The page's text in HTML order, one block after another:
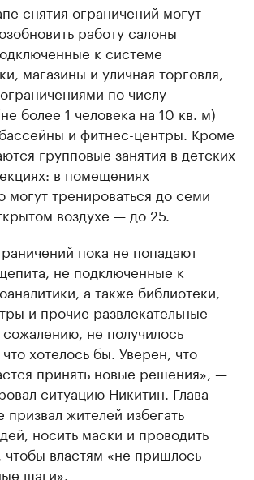
снятия ограничений могут
работу салоны
к системе
магазины и уличная торговля,
по числу
более 1 человека на 10 кв. м)
бассейны и фитнес-центры. Кроме
групповые занятия в детских
в помещениях
могут тренироваться до семи
воздухе — до 25.
пока не попадают
не подключенные к
а также библиотеки,
и прочие развлекательные
не получилось
хотелось бы. Уверен, что
принять новые решения», —
ситуацию Никитин. Глава
призвал жителей избегать
носить маски и проводить
властям «не пришлось
шаги».